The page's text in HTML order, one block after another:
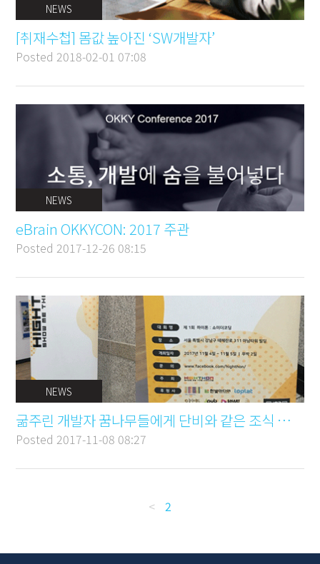
NEWS
[취재수첩] 몸값 높아진 ‘SW개발자’
Posted 2018-02-01 07:08
NEWS
eBrain OKKYCON: 2017 주관
Posted 2017-12-26 08:15
NEWS
굶주린 개발자 꿈나무들에게 단비와 같은 조식 토스트 제공
Posted 2017-11-08 08:27
< 2